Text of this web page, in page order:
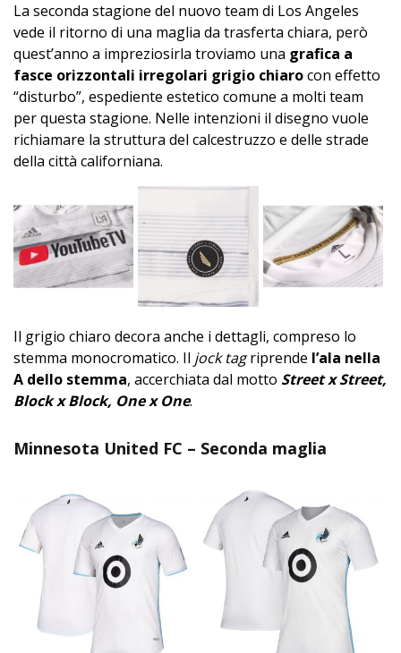
La seconda stagione del nuovo team di Los Angeles
vede il ritorno di una maglia da trasferta chiara, però
quest’anno a impreziosirla troviamo una grafica a
fasce orizzontali irregolari grigio chiarocon effetto
“disturbo”, espediente estetico comune a molti team
per questa stagione. Nelle intenzioni il disegno vuole
richiamare la struttura del calcestruzzo e delle strade
della città californiana.
Il grigio chiaro decora anche i dettagli, compreso lo
stemma monocromatico. Il jock tagriprende l’ala nella
A dello stemma, accerchiata dal motto Street x Street,
Block x Block, One x One.
Minnesota United FC – Seconda maglia